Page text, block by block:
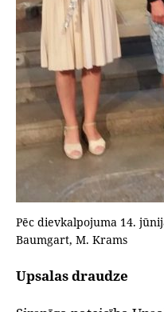
Pēc dievkalpojuma 14.
Baumgart, M. Krams
Upsalas draudze